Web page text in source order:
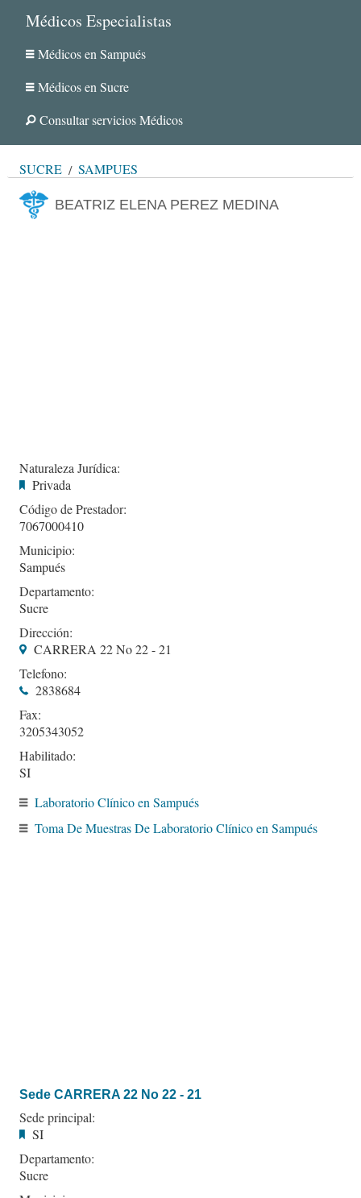
Médicos Especialistas
Médicos en Sampués
Médicos en Sucre
Consultar servicios Médicos
SUCRE SAMPUÉS
BEATRIZ ELENA PEREZ MEDINA
Naturaleza Jurídica:
Privada
Código de Prestador:
7067000410
Municipio:
Sampués
Departamento:
Sucre
Dirección:
CARRERA 22 No 22 - 21
Telefono:
2838684
Fax:
3205343052
Habilitado:
SI
Laboratorio Clínico en Sampués
Toma De Muestras De Laboratorio Clínico en Sampués
Sede CARRERA 22 No 22 - 21
Sede principal:
SI
Departamento:
Sucre